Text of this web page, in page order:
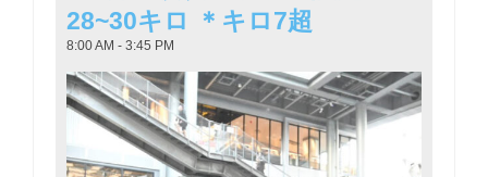
28~30キロ ＊キロ7超
8:00 AM - 3:45 PM